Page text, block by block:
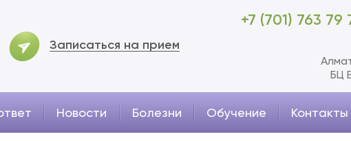
Записаться на прием
+7 (701) 763 79
БЦ
Новости Болезни Обучение Контакты